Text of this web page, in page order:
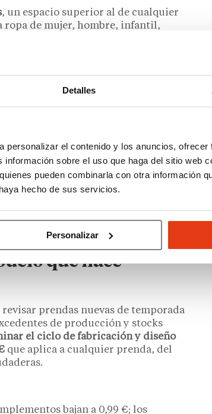
Detalles
personalizar el contenido y los anuncios,
sobre el uso que haga del sitio web
pueden combinarla con otra información
hecho de sus servicios.
Personalizar
, un espacio superior al de cualquier
ropa de mujer, hombre, infantil,
catalanes vinculados al
dueño de varias tiendas
este grupo de empresarios posee
inspeccionada y equipada con
a los establecimientos, que
stock, explica en un artículo el
que hace
prendas nuevas de temporada
de producción y stocks
el ciclo de fabricación y diseño
que aplica a cualquier prenda, del
bajan a 0,99 €; los